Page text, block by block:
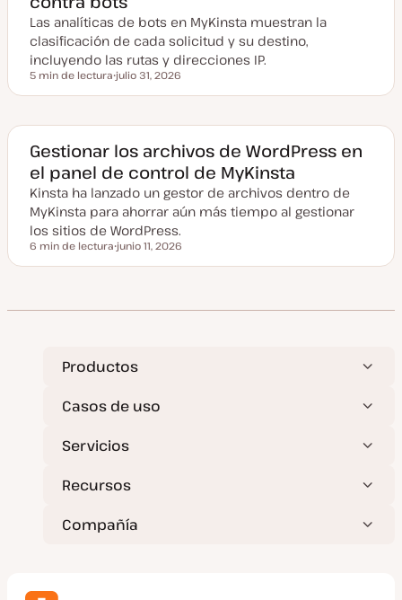
l
i
a
d
a
Las analíticas de bots en MyKinsta muestran la
clasificación de cada solicitud y su destino,
incluyendo las rutas y direcciones IP.
Tiempo de lectura
5 min de lectura
e
h
a
c
t
u
a
i
z
a
d
julio 31, 2026
Gestionar los archivos de WordPress en
el panel de control de MyKinsta
Kinsta ha lanzado un gestor de archivos dentro de
MyKinsta para ahorrar aún más tiempo al gestionar
los sitios de WordPress.
Tiempo de lectura
6 min de lectura
e
a
l
z
a
junio 11, 2026
Productos
Casos de uso
Servicios
Recursos
Compañía